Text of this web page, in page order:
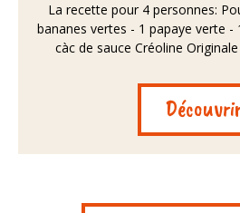
La recette pour 4 personnes:
bananes vertes - 1 papaye verte
càc de sauce Créoline